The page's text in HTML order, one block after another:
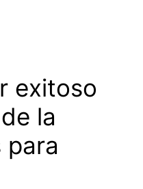
exitoso
la
para